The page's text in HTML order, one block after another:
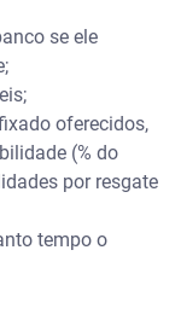
se ele
oferecidos,
(% do
por resgate
tempo o